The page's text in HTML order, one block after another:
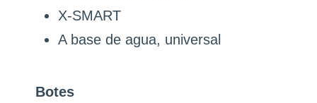
X-SMART
A base de agua, universal
Botes